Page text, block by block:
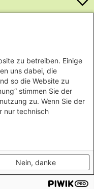
zu betreiben. Einige
uns dabei, die
so die Website zu
stimmen Sie der
zu. Wenn Sie der
nur technisch
Nein, danke